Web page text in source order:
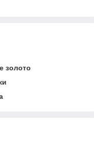
золото